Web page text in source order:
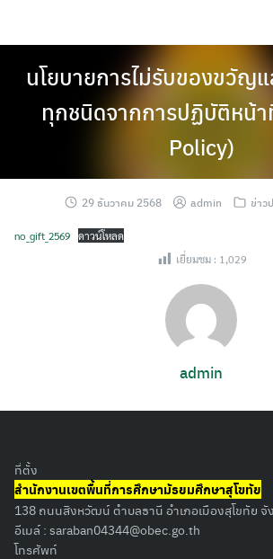
content
นโยบายการไม่รับของขวัญ
ทุกชนิดจากการปฏิบัติหน้
Policy)
29 ธันวาคม 2568 admin ข่าว
no_gift_2569 ดาวน์โหลด
เยี่ยมชม : 1,029
admin
ที่ตั้ง
สำนักงานเขตพื้นที่การศึกษามัธยมศึกษาสุโขทัย
138 ถนนสิงหวัฒน์ ตำบลธานี อำเภอเมืองสุโขทัย จั
อีเมล์ : saraban04344@obec.go.th
โทรศัพท์